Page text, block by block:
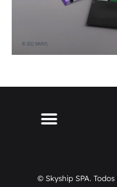
© Skyship SPA.